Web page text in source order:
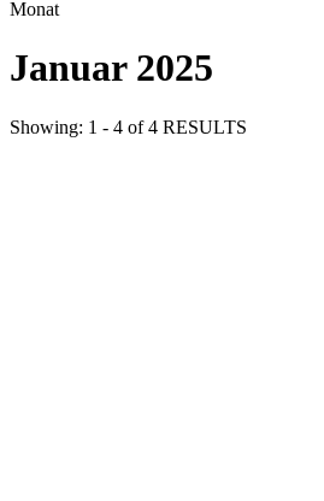
Monat
Januar 2025
Showing: 1 - 4 of 4 RESULTS